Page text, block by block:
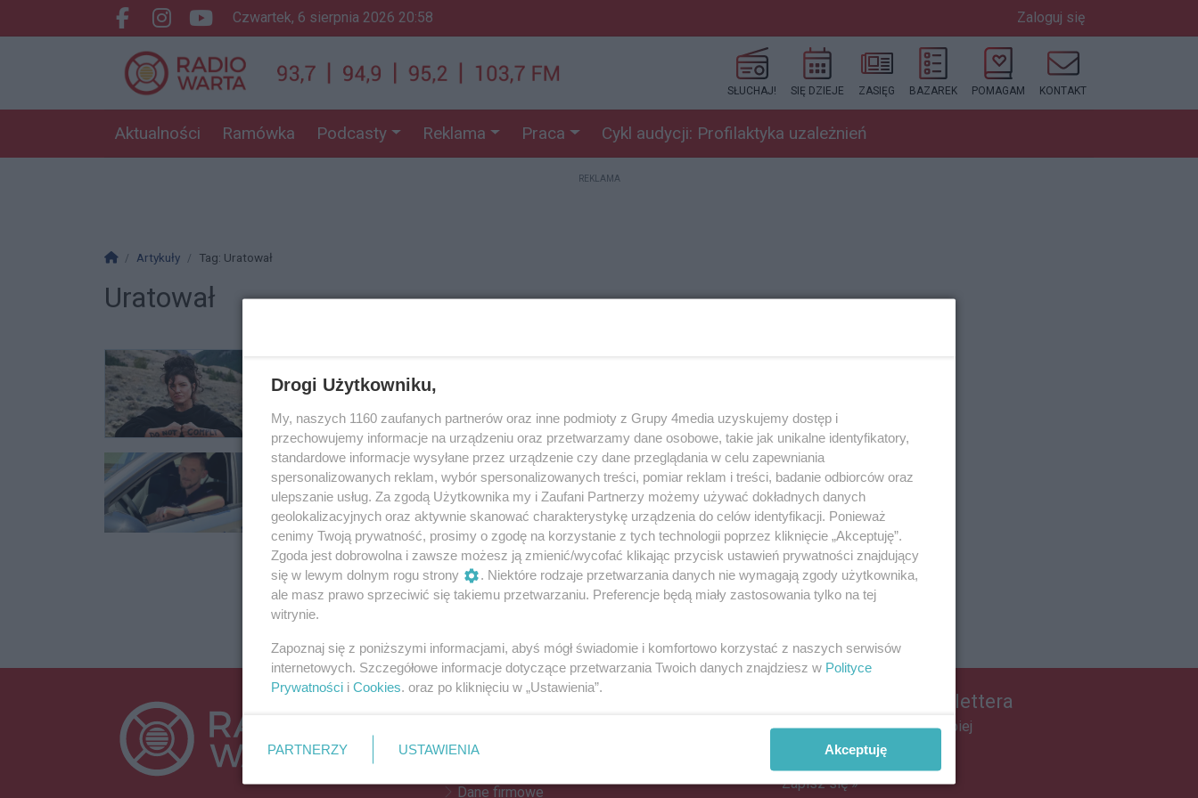
Facebook.com
Instagram.com
Youtube.com
czwartek, 6 sierpnia 2026 20:58 Zaloguj się
SŁUCHAJ! SIĘ DZIEJE ZASIĘG BAZAREK POMAGAM KONTAKT
Aktualności Ramówka Podcasty Reklama Praca Cykl audycji: Profilaktyka uzależnień
REKLAMA
Strona główna
Artykuły Tag: Uratował
Uratował
To on uratował 10-latkę, która topiła się w Salmonowie
10-latka spadła z pomostu, uratowali ją: policjant po służbie oraz kobieta
wypoczywająca na plaży.
24.07.2024 11:29 2
Reklama
REKLAMA
Dane firmowe
Zapisz się do newslettera
Dołącz do grona ludzi najlepiej
poinformowanych!
Zapisz się »
Drogi Użytkowniku,
My, naszych 1160 zaufanych partnerów oraz inne podmioty z Grupy 4media uzyskujemy dostęp i
przechowujemy informacje na urządzeniu oraz przetwarzamy dane osobowe, takie jak unikalne identyfikatory,
standardowe informacje wysyłane przez urządzenie czy dane przeglądania w celu zapewniania
spersonalizowanych reklam, wybór spersonalizowanych treści, pomiar reklam i treści, badanie odbiorców oraz
ulepszanie usług. Za zgodą Użytkownika my i Zaufani Partnerzy możemy używać dokładnych danych
geolokalizacyjnych oraz aktywnie skanować charakterystykę urządzenia do celów identyfikacji. Ponieważ
cenimy Twoją prywatność, prosimy o zgodę na korzystanie z tych technologii poprzez kliknięcie „Akceptuję”.
Zgoda jest dobrowolna i zawsze możesz ją zmienić/wycofać klikając przycisk ustawień prywatności znajdujący
się w lewym dolnym rogu strony
. Niektóre rodzaje przetwarzania danych nie wymagają zgody użytkownika,
ale masz prawo sprzeciwić się takiemu przetwarzaniu. Preferencje będą miały zastosowania tylko na tej
witrynie.
Zapoznaj się z poniższymi informacjami, abyś mógł świadomie i komfortowo korzystać z naszych serwisów
internetowych. Szczegółowe informacje dotyczące przetwarzania Twoich danych znajdziesz w Polityce
Prywatności i Cookies. oraz po kliknięciu w „Ustawienia”.
PARTNERZY USTAWIENIA Akceptuję